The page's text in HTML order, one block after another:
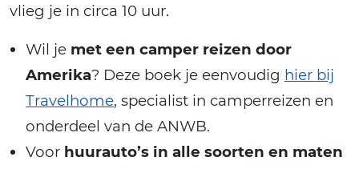
vlieg je in circa 10 uur.
Wil je met een camper reizen door
Amerika? Deze boek je eenvoudig hier bij
Travelhome, specialist in camperreizen en
onderdeel van de ANWB.
Voor huurauto’s in alle soorten en maten